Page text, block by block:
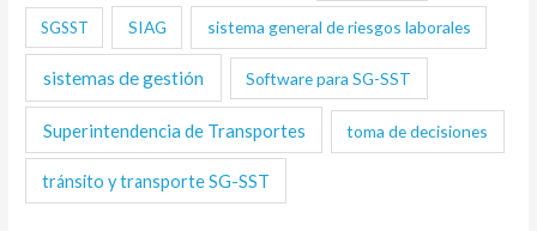
SGSST SIAG sistema general de riesgos laborales
sistemas de gestión Software para SG-SST
Superintendencia de Transportes toma de decisiones
tránsito y transporte SG-SST